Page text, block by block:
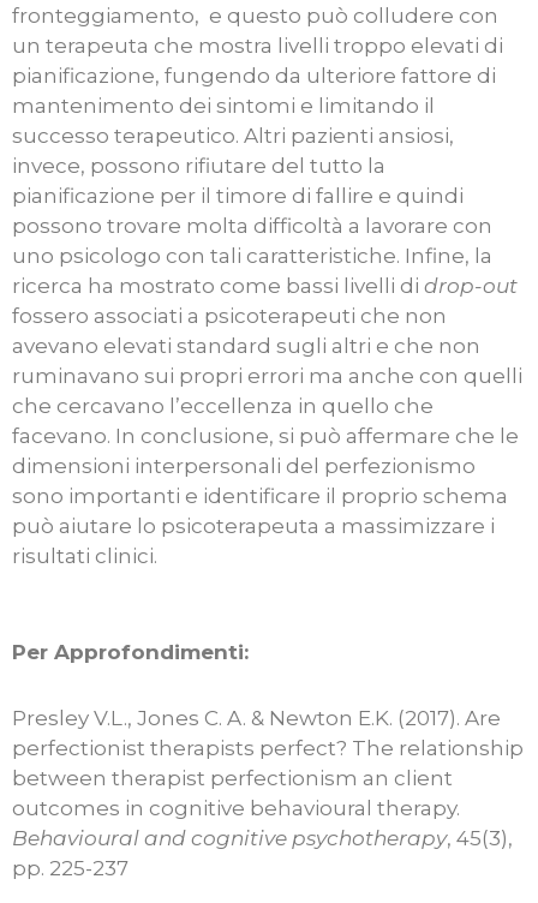
fronteggiamento, e questo può colludere con
un terapeuta che mostra livelli troppo elevati di
pianificazione, fungendo da ulteriore fattore di
mantenimento dei sintomi e limitando il
successo terapeutico. Altri pazienti ansiosi,
invece, possono rifiutare del tutto la
pianificazione per il timore di fallire e quindi
possono trovare molta difficoltà a lavorare con
uno psicologo con tali caratteristiche. Infine, la
ricerca ha mostrato come bassi livelli di drop-out
fossero associati a psicoterapeuti che non
avevano elevati standard sugli altri e che non
ruminavano sui propri errori ma anche con quelli
che cercavano l’eccellenza in quello che
facevano. In conclusione, si può affermare che le
dimensioni interpersonali del perfezionismo
sono importanti e identificare il proprio schema
può aiutare lo psicoterapeuta a massimizzare i
risultati clinici.
Per Approfondimenti:
Presley V.L., Jones C. A. & Newton E.K. (2017). Are
perfectionist therapists perfect? The relationship
between therapist perfectionism an client
outcomes in cognitive behavioural therapy.
Behavioural and cognitive psychotherapy, 45(3),
pp. 225-237